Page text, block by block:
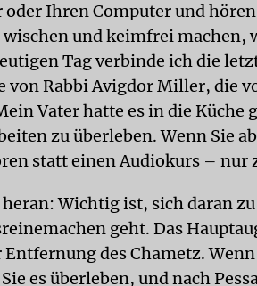
Ihren Computer und hören
und keimfrei machen,
Tag verbinde ich die
von Rabbi Avigdor Miller, die
Vater hatte es in die Küche
zu überleben. Wenn Sie
statt einen Audiokurs – nur
heran: Wichtig ist, sich daran
geht. Das
des Chametz.
es überleben, und nach